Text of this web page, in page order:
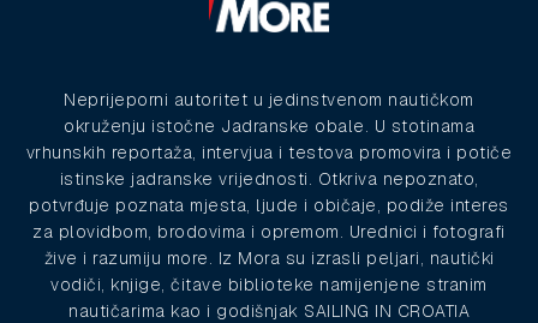
Neprijeporni autoritet u jedinstvenom nautičkom
okruženju istočne Jadranske obale. U stotinama
vrhunskih reportaža, intervjua i testova promovira i potiče
istinske jadranske vrijednosti. Otkriva nepoznato,
potvrđuje poznata mjesta, ljude i običaje, podiže interes
za plovidbom, brodovima i opremom. Urednici i fotografi
žive i razumiju more. Iz Mora su izrasli peljari, nautički
vodiči, knjige, čitave biblioteke namijenjene stranim
nautičarima kao i godišnjak SAILING IN CROATIA